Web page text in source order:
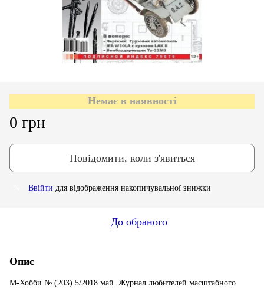
Немає в наявності
0 грн
Повідомити, коли з'явиться
Ввійти для відображення накопичувальної знижки
До обраного
Опис
М-Хобби № (203) 5/2018 май. Журнал любителей масштабного